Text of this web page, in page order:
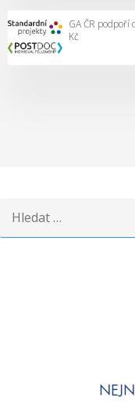
GA ČR
Kč